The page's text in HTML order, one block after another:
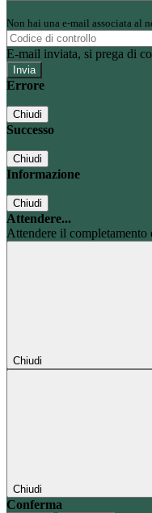
Non hai una e-mail associata al
E-mail inviata, si prega di
Errore
Chiudi
Successo
Chiudi
Informazione
Chiudi
Attendere...
Attendere il completamento
Chiudi
Chiudi
Conferma